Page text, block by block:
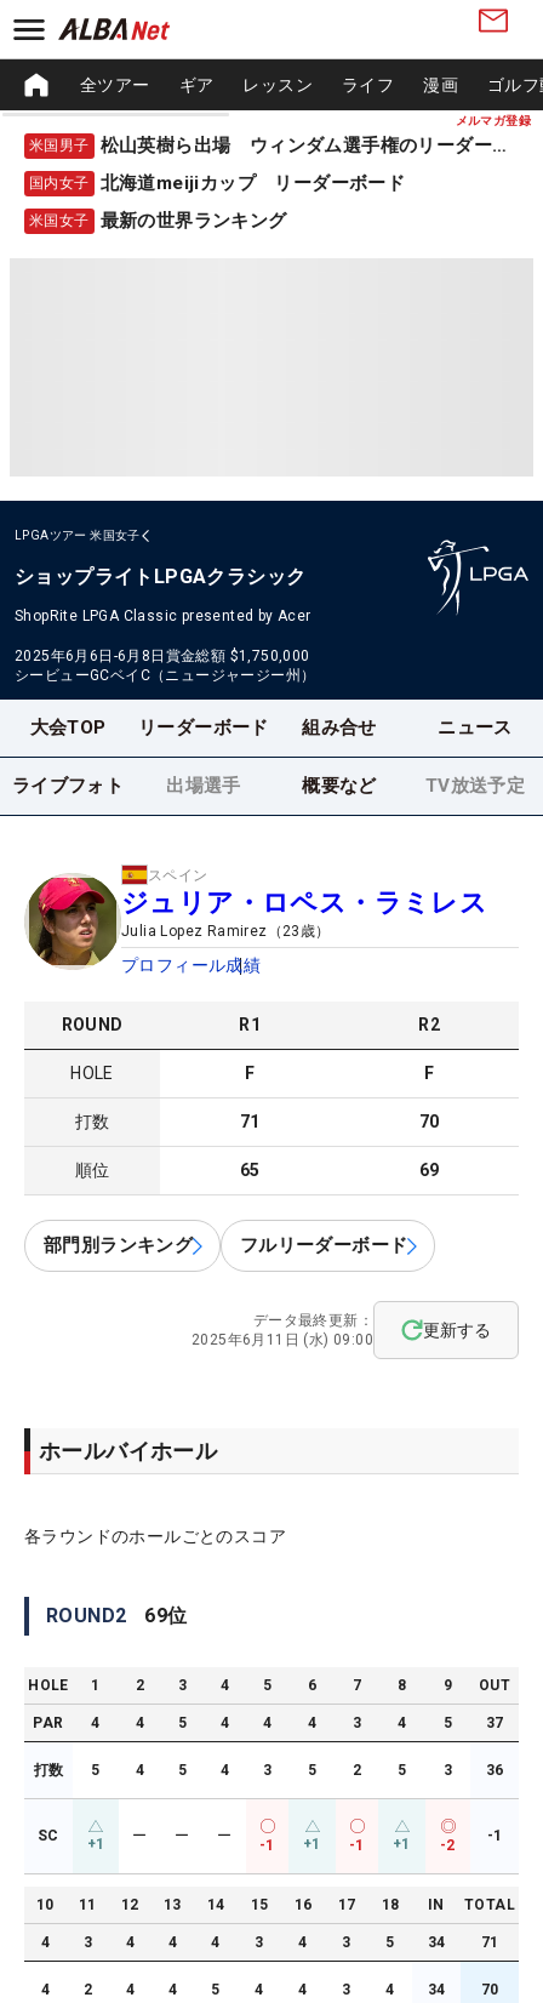
メルマガ登録
全ツアー ギア レッスン ライフ 漫画 ゴル
米国男子 松山英樹ら出場 ウィンダム選手権のリーダーボード
国内女子 北海道meijiカップ リーダーボード
米国女子 最新の世界ランキング
LPGAツアー 米国女子
ショップライトLPGAクラシック
ShopRite LPGA Classic presented by Acer
2025年6月6日-6月8日 賞金総額 $1,750,000
シービューGCベイC（ニュージャージー州）
大会TOP リーダーボード 組み合せ ニュース
ライブフォト 出場選手 概要など TV放送予定
スペイン
ジュリア・ロペス・ラミレス
Julia Lopez Ramirez （23 歳）
プロフィール成績
ROUND R1 R2
HOLE F F
打数 71 70
順位 65 69
部門別ランキング フルリーダーボード
データ最終更新：
2025年6月11日 (水) 09:00
更新する
ホールバイホール
各ラウンドのホールごとのスコア
ROUND2 69位
HOLE 1 2 3 4 5 6 7 8 9 OUT
PAR 4 4 5 4 4 4 3 4 5 37
打数 5 4 5 4 3 5 2 5 3 36
SC +1 ー ー ー
-1 +1 -1 +1 -2
-1
10 11 12 13 14 15 16 17 18 IN TOTAL
4 3 4 4 4 3 4 3 5 34 71
4 2 4 4 5 4 4 3 4 34 70